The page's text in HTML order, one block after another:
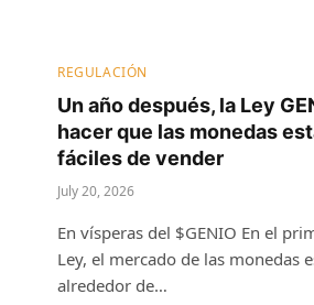
REGULACIÓN
Un año después, la Ley
hacer que las monedas
fáciles de vender
July 20, 2026
En vísperas del $GENIO En el
Ley, el mercado de las monedas
alrededor de…